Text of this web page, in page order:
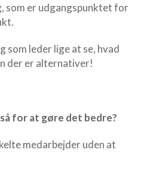
som er udgangspunktet for
leder lige at se, hvad
der er alternativer!
for at gøre det bedre?
medarbejder uden at